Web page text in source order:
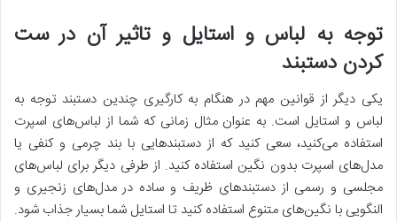
توجه به لباس و استایل و تاثیر آن در ست
کردن دستبند
یکی دیگر از قوانین مهم در هنگام به کارگیری چندین دستبند توجه به
لباس و استایل است. به عنوان مثال زمانی که شما از لباس‌های اسپرت
استفاده می‌کنید، سعی کنید که از دستبندهایی با بند چرمی و کنفی یا
مدل‌های اسپرت بدون نگین استفاده کنید. از طرفی دیگر برای لباس‌های
مجلسی و رسمی از دستبندهای ظریف و ساده در مدل‌های زنجیری و
النگویی با نگین‌های متنوع استفاده کنید تا استایل شما بسیار جذاب شود.